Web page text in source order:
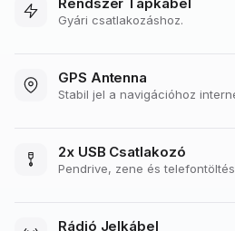
Gyári csatlakozáshoz.
GPS Antenna
Stabil jel a navigációhoz
2x USB Csatlakozó
Pendrive, zene és
Rádió Jelkábel